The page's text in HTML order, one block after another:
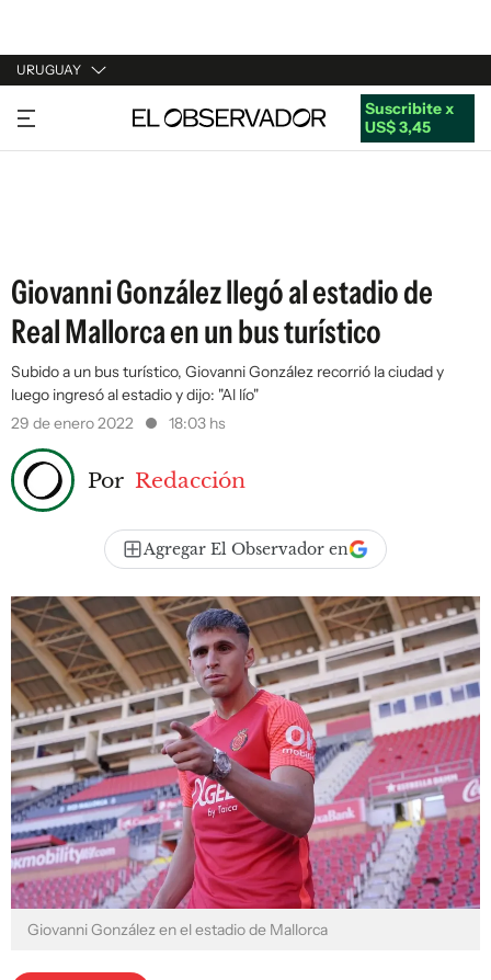
URUGUAY
URUGUAY
ARGENTINA
Suscribite x
US$ 3,45
Giovanni González llegó al estadio de
Real Mallorca en un bus turístico
Subido a un bus turístico, Giovanni González recorrió la ciudad y
luego ingresó al estadio y dijo: "Al lío"
29 de enero 2022
18:03 hs
Por Redacción
Agregar El Observador en
Giovanni González en el estadio de Mallorca